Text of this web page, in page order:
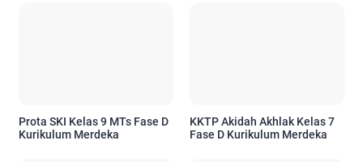
Prota SKI Kelas 9 MTs Fase D
Kurikulum Merdeka
KKTP Akidah Akhlak Kelas 7
Fase D Kurikulum Merdeka